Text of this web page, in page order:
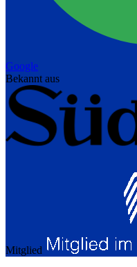
Google
Bekannt aus
Mitglied